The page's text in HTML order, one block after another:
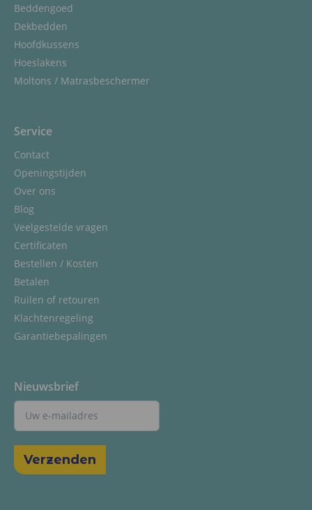
Beddengoed
Dekbedden
Hoofdkussens
Hoeslakens
Moltons / Matrasbeschermer
Service
Contact
Openingstijden
Over ons
Blog
Veelgestelde vragen
Certificaten
Bestellen / Kosten
Betalen
Ruilen of retouren
Klachtenregeling
Garantiebepalingen
Nieuwsbrief